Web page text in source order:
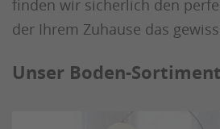
finden wir sicherlich den
der Ihrem Zuhause das
Unser Boden-